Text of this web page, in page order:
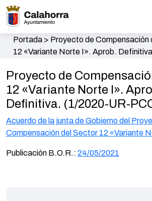
Portada> Proyecto de Compensación
12 «Variante Norte I». Aprob.
Proyecto de
12 «Variante Norte I».
Definitiva. (1/2020-UR-
Acuerdo de la junta de Gobierno del
Compensación del Sector 12 «Variante
Publicación B.O.R.: 24/05/2021